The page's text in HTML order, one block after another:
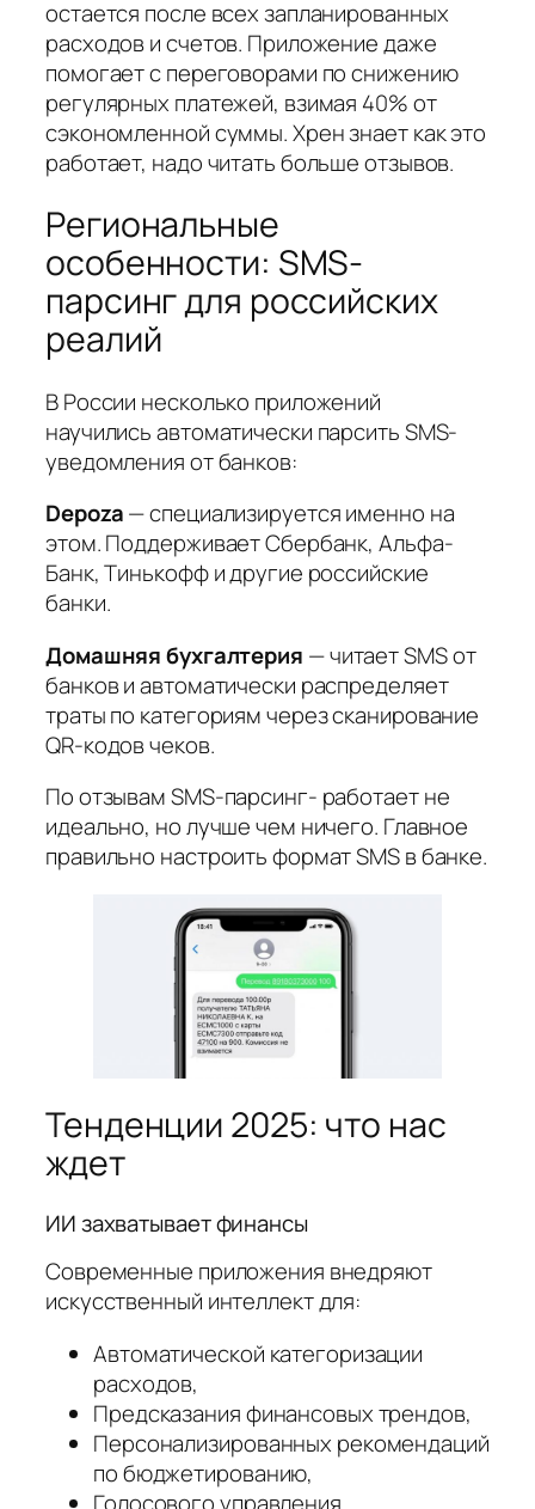
остается после всех запланированных
расходов и счетов. Приложение даже
помогает с переговорами по снижению
регулярных платежей, взимая 40% от
сэкономленной суммы. Хрен знает как это
работает, надо читать больше отзывов.
Региональные
особенности: SMS-
парсинг для российских
реалий
В России несколько приложений
научились автоматически парсить SMS-
уведомления от банков:
Depoza— специализируется именно на
этом. Поддерживает Сбербанк, Альфа-
Банк, Тинькофф и другие российские
банки.
Домашняя бухгалтерия — читает SMS от
банков и автоматически распределяет
траты по категориям через сканирование
QR-кодов чеков.
По отзывам SMS-парсинг- работает не
идеально, но лучше чем ничего. Главное
правильно настроить формат SMS в банке.
Тенденции 2025: что нас
ждет
ИИ захватывает финансы
Современные приложения внедряют
искусственный интеллект для:
Автоматической категоризации
расходов,
Предсказания финансовых трендов,
Персонализированных рекомендаций
по бюджетированию,